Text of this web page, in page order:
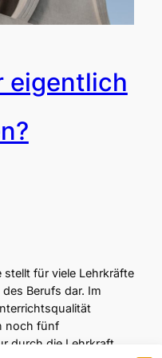
eigentlich
stellt für viele Lehrkräfte
Berufs dar. Im
noch fünf
durch die Lehrkraft